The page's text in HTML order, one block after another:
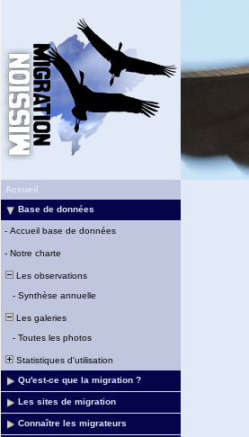
Accueil
Base de données
- Accueil base de données
- Notre charte
Les observations
- Synthèse annuelle
Les galeries
- Toutes les photos
Statistiques d'utilisation
Qu'est-ce que la migration ?
Les sites de migration
Connaître les migrateurs